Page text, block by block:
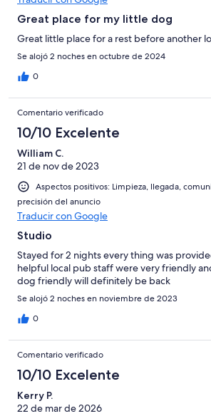
Great place for my little dog
Great little place for a rest before another
Se alojó 2 noches en octubre de 2024
0
Comentario verificado
10/10 Excelente
William C.
21 de nov de 2023
Aspectos positivos: Limpieza, llegada,
precisión del anuncio
Traducir con Google
Studio
Stayed for 2 nights every thing was
helpful local pub staff were very friendly
dog friendly will definitely be back
Se alojó 2 noches en noviembre de 2023
0
Comentario verificado
10/10 Excelente
Kerry P.
22 de mar de 2026